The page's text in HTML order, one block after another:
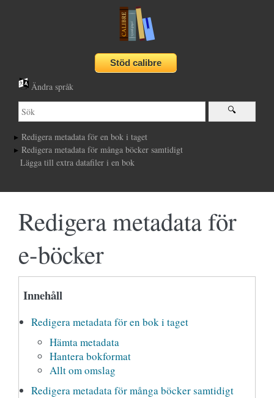
Ändra språk
Redigera metadata för en bok i taget
Redigera metadata för många böcker samtidigt
Lägga till extra datafiler i en bok
Redigera metadata för
e-böcker
Innehåll
Redigera metadata för en bok i taget
Hämta metadata
Hantera bokformat
Allt om omslag
Redigera metadata för många böcker samtidigt